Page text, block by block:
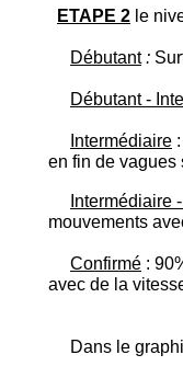
ETAPE 2 le
Débutant:
Débutant -
Intermédiaire
en fin de vagues
Intermédiaire
mouvements
Confirmé :
avec de la
Dans le